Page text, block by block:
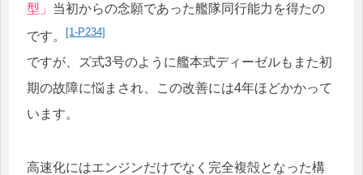
型」 当初からの念願であった艦隊同行能力を得たの
です。 [1-P234]
ですが、ズ式3号のように艦本式ディーゼルもまた初
期の故障に悩まされ、この改善には4年ほどかかって
います。
高速化にはエンジンだけでなく完全複殻となった構